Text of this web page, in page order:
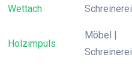
Wettach
Schreinerei
Holzimpuls
Möbel |
Schreinerei